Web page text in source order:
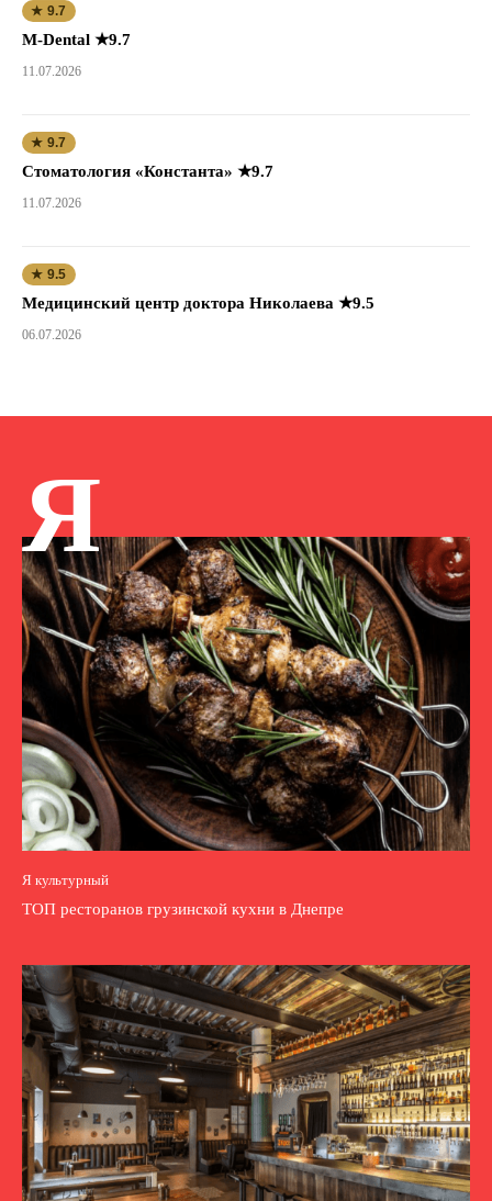
★ 9.7
M-Dental ★9.7
11.07.2026
★ 9.7
Стоматология «Константа» ★9.7
11.07.2026
★ 9.5
Медицинский центр доктора Николаева ★9.5
06.07.2026
Я
Я культурный
ТОП ресторанов грузинской кухни в Днепре